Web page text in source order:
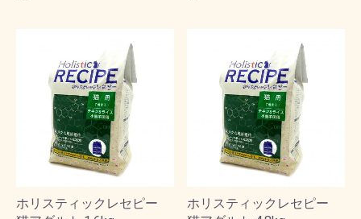
ホリスティックレセピー
ホリスティックレセピー